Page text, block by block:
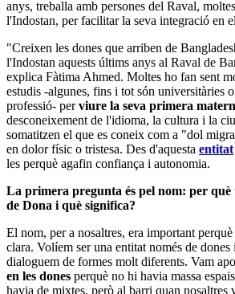
anys, treballa amb persones del Raval,
l'Indostan, per facilitar la seva integració en
"Creixen les dones que arriben de
l'Indostan aquests últims anys al Raval de
explica Fàtima Ahmed. Moltes ho fan sent
estudis -algunes, fins i tot són universitàries
professió- perviure la seva primera
desconeixement de l'idioma, la cultura i la
somatitzen el que es coneix com a "dol
en dolor físic o tristesa. Des d'aquesta entitat
les perquè agafin confiança i autonomia.
La primera pregunta és pel nom: per què
de Dona i què significa?
El nom, per a nosaltres, era important
clara. Volíem ser una entitat només de dones
dialoguem de formes molt diferents. Vam
en les dones perquè no hi havia massa
havia de mixtes, però al barri quan nosaltres